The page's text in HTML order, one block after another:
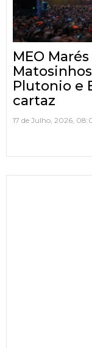
MEO
Plutonio e
cartaz
17 de Julho, 2026,